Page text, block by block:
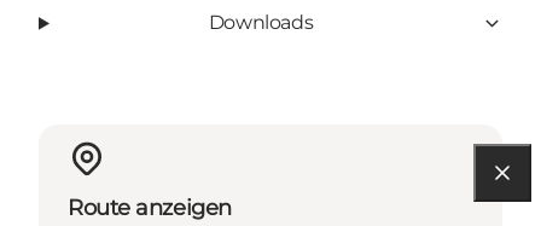
Downloads
Route anzeigen